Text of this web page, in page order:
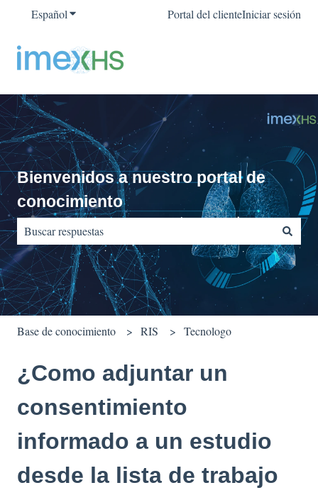
EspañolTraducciones de Mostrar submenú de
Portal del clienteIniciar sesión
Bienvenidos a nuestro portal de
conocimiento
No hay sugerencias porque el campo de búsqueda está vacío.
Base de conocimiento RIS Tecnologo
¿Como adjuntar un
consentimiento
informado a un estudio
desde la lista de trabajo